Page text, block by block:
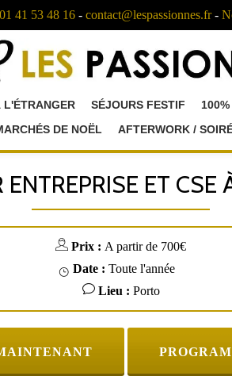
01 41 53 48 16- contact@lespassionnes.fr-
L'ÉTRANGER SÉJOURS FESTIF
DE NOËL AFTERWORK /
ENTREPRISE ET CSE
Prix : A partir de 700€
Date : Toute l'année
Lieu : Porto